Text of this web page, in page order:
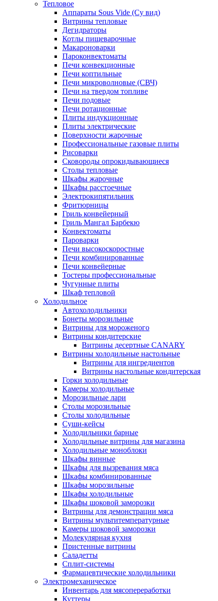
Тепловое
Аппараты Sous Vide (Су вид)
Витрины тепловые
Дегидраторы
Котлы пищеварочные
Макароноварки
Пароконвектоматы
Печи конвекционные
Печи коптильные
Печи микроволновые (СВЧ)
Печи на твердом топливе
Печи подовые
Печи ротационные
Плиты индукционные
Плиты электрические
Поверхности жарочные
Профессиональные газовые плиты
Рисоварки
Сковороды опрокидывающиеся
Столы тепловые
Шкафы жарочные
Шкафы расстоечные
Электрокипятильник
Фритюрницы
Гриль конвейерный
Гриль Мангал Барбекю
Конвектоматы
Пароварки
Печи высокоскоростные
Печи комбинированные
Печи конвейерные
Тостеры профессиональные
Чугунные плиты
Шкаф тепловой
Холодильное
Автохолодильники
Бонеты морозильные
Витрины для мороженого
Витрины кондитерские
Витрины десертные CANARY
Витрины холодильные настольные
Витрины для ингредиентов
Витрины настольные кондитерская
Горки холодильные
Камеры холодильные
Морозильные лари
Столы морозильные
Столы холодильные
Суши-кейсы
Холодильники барные
Холодильные витрины для магазина
Холодильные моноблоки
Шкафы винные
Шкафы для вызревания мяса
Шкафы комбинированные
Шкафы морозильные
Шкафы холодильные
Шкафы шоковой заморозки
Витрины для демонстрации мяса
Витрины мультитемпературные
Камеры шоковой заморозки
Молекулярная кухня
Пристенные витрины
Саладетты
Сплит-системы
Фармацевтические холодильники
Электромеханическое
Инвентарь для мясопереработки
Куттеры